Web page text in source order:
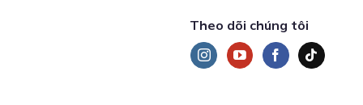
Theo dõi chúng tôi